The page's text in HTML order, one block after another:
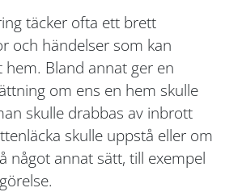
täcker ofta ett brett
och händelser som kan
Bland annat ger en
om ens en hem skulle
skulle drabbas av inbrott
skulle uppstå eller om
något annat sätt, till exempel